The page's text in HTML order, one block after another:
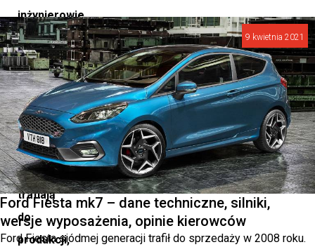
inżynierowie
marki
pracują
nad
tym,
aby
samochody,
które
trafiają
do
produkcji,
9 kwietnia 2021
Ford Fiesta mk7 – dane techniczne, silniki,
wersje wyposażenia, opinie kierowców
Ford Fiesta siódmej generacji trafił do sprzedaży w 2008 roku.